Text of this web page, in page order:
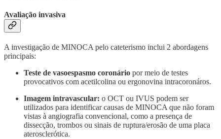
Avaliação invasiva
A investigação de MINOCA pelo cateterismo inclui 2 abordagens
principais:
Teste de vasoespasmo coronário por meio de testes
provocativos com acetilcolina ou ergonovina intracoronáros.
Imagem intravascular: o OCT ou IVUS podem ser
utilizados para identificar causas de MINOCA que não foram
vistas à angiografia convencional, como a presença de
dissecção, trombos ou sinais de ruptura/erosão de uma placa
aterosclerótica.